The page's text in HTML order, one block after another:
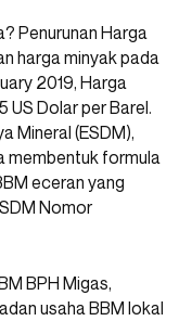
Penurunan Harga
harga minyak pada
2019, Harga
US Dolar per Barel.
Mineral (ESDM),
membentuk formula
eceran yang
Nomor
BPH Migas,
usaha BBM lokal